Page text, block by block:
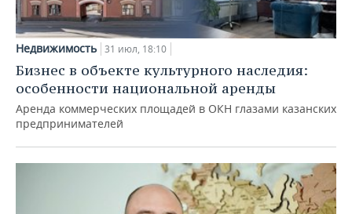
Недвижимость 31 июл, 18:10
Бизнес в объекте культурного наследия:
особенности национальной аренды
Аренда коммерческих площадей в ОКН глазами казанских
предпринимателей